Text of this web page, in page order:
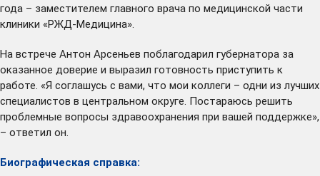
года – заместителем главного врача по медицинской части
клиники «РЖД-Медицина».
На встрече Антон Арсеньев поблагодарил губернатора за
оказанное доверие и выразил готовность приступить к
работе. «Я соглашусь с вами, что мои коллеги – одни из лучших
специалистов в центральном округе. Постараюсь решить
проблемные вопросы здравоохранения при вашей поддержке»,
– ответил он.
Биографическая справка: